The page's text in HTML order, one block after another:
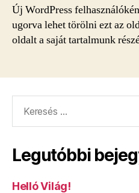
Új WordPress
ugorva lehet törölni ezt az
oldalt a saját tartalmunk
Legutóbbi
Helló Világ!